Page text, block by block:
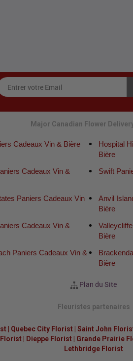
Major Canadian Flower
Cadeaux Vin & Bière
Hospital
Bière
Cadeaux Vin &
Swift
Paniers Cadeaux Vin
Anvil
Bière
Cadeaux Vin &
Bière
Paniers Cadeaux Vin &
Bière
Plan du Site
Fleuristes partenaires
Quebec City Florist Saint John
| Dieppe Florist| Grande Prairie
Lethbridge Florist